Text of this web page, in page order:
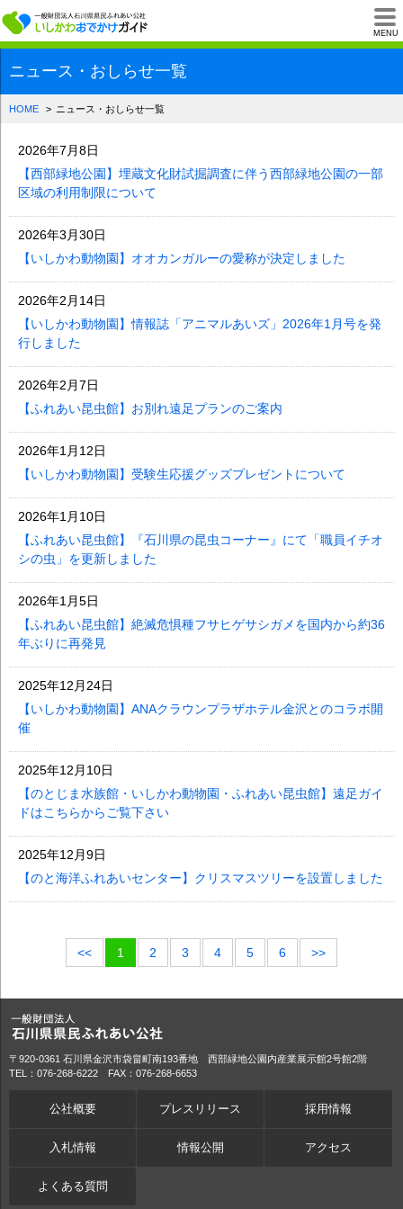
MENU
一般財団法人石川
ニュース・おしらせ一覧
HOME ニュース・おしらせ一覧
2026年7月8日
【西部緑地公園】埋蔵文化財試掘調査に伴う西部緑地公園の一部
区域の利用制限について
2026年3月30日
【いしかわ動物園】オオカンガルーの愛称が決定しました
2026年2月14日
【いしかわ動物園】情報誌「アニマルあいズ」2026年1月号を発
行しました
2026年2月7日
【ふれあい昆虫館】お別れ遠足プランのご案内
2026年1月12日
【いしかわ動物園】受験生応援グッズプレゼントについて
2026年1月10日
【ふれあい昆虫館】『石川県の昆虫コーナー』にて「職員イチオ
シの虫」を更新しました
2026年1月5日
【ふれあい昆虫館】絶滅危惧種フサヒゲサシガメを国内から約36
年ぶりに再発見
2025年12月24日
【いしかわ動物園】ANAクラウンプラザホテル金沢とのコラボ開
催
2025年12月10日
【のとじま水族館・いしかわ動物園・ふれあい昆虫館】遠足ガイ
ドはこちらからご覧下さい
2025年12月9日
【のと海洋ふれあいセンター】クリスマスツリーを設置しました
<< 1 2 3 4 5 6 >>
〒920-0361 石川県金沢市袋畠町南193番地 西部緑地公園内産業展示館2号館2階
TEL：076-268-6222 FAX：076-268-6653
公社概要 プレスリリース 採用情報
入札情報 情報公開 アクセス
よくある質問